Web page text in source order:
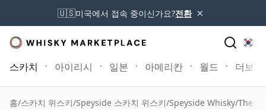
🇺🇸미국에서 접속 중이신가요?전환 ×
스카치 아이리시 일본 아메리칸 월드 더보기
홈/스카치 위스키/Speyside 스카치 위스키/Speyside Whisky/The